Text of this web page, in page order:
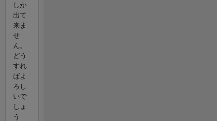
しか
出て
来ま
せ
ん。
どう
すれ
ばよ
ろし
いで
しょ
う